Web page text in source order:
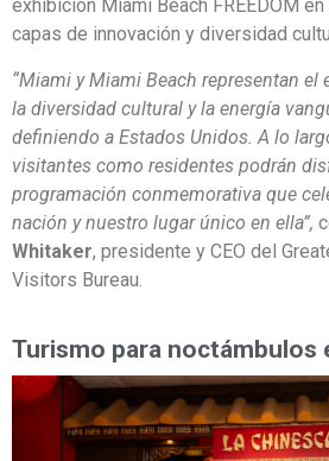
exhibición Miami Beach FREEDOM
capas de innovación y diversidad
“Miami y Miami Beach representan el
la diversidad cultural y la energía
definiendo a Estados Unidos. A lo
visitantes como residentes podrán
programación conmemorativa que
nación y nuestro lugar único en ella”,
Whitaker, presidente y CEO del
Visitors Bureau.
Turismo para noctámbulos